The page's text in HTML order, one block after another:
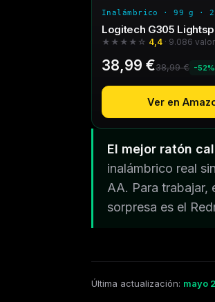
Inalámbrico · 99 g ·
Logitech G305
★★★★☆ 4,4 · 9.086
38,99 €38,99 € -52%
Ver en
El mejor ratón
inalámbrico real
AA. Para trabajar,
sorpresa es el
Última actualización: mayo